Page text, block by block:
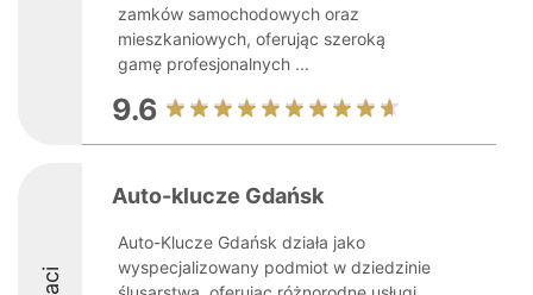
zamków samochodowych oraz
mieszkaniowych, oferując szeroką
gamę profesjonalnych ...
9.6
Auto-klucze Gdańsk
Auto-Klucze Gdańsk działa jako
wyspecjalizowany podmiot w dziedzinie